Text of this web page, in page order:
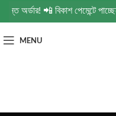
অর্ডার! 📲 বিকাশ পেমেন্টে
MENU